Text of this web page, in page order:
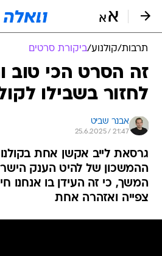
תרבות/קולנוע/ביקורת סרטים
זה הסרט הכי טוב
לחזור בשבילו
אבנר שביט
25.6.2025 / 21:47
גרסאת לייב אקשן אחת
ההמשכון של להיט הענק
המשך, כי זה העידן בו אנחנו
צפייה ואזהרה אחת